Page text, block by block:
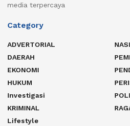
media terpercaya
Category
ADVERTORIAL
DAERAH
EKONOMI
HUKUM
Investigasi
KRIMINAL
Lifestyle